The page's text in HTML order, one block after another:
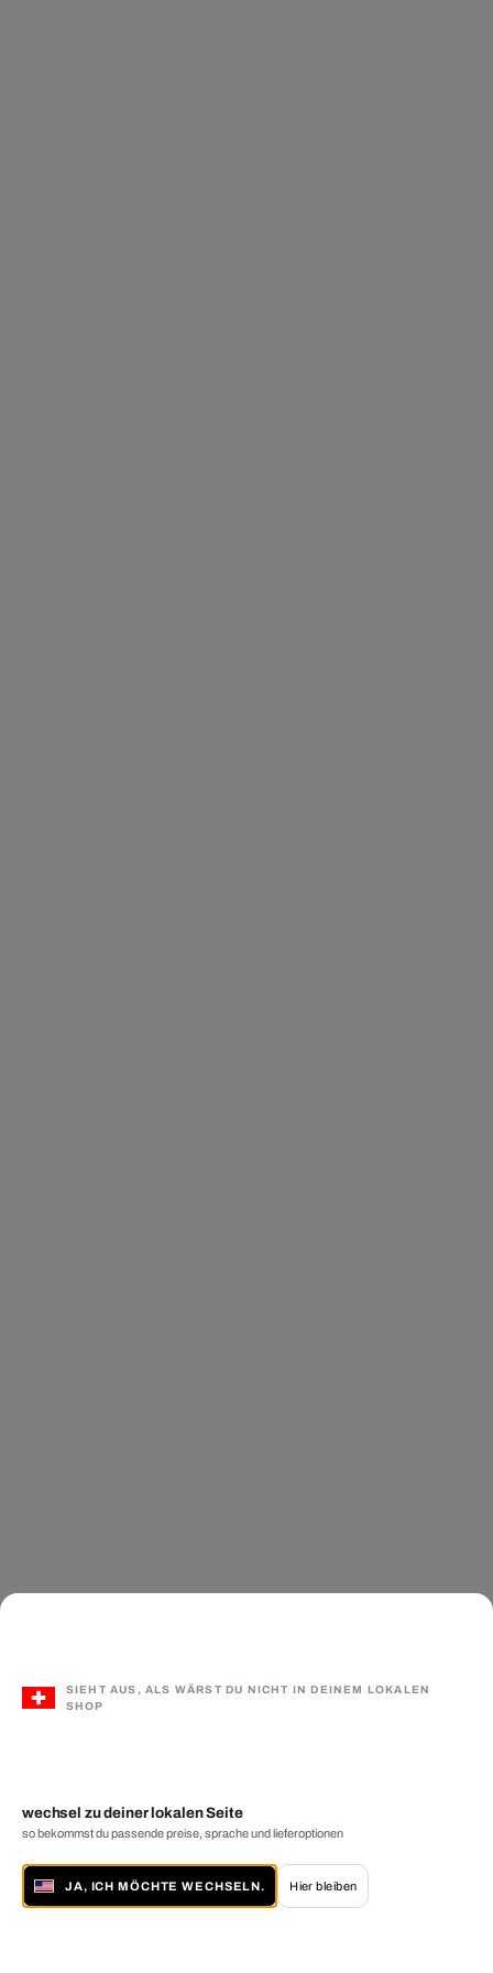
SIEHT AUS, ALS WÄRST DU NICHT IN DEINEM LOKALEN
SHOP
wechsel zu deiner lokalen Seite
so bekommst du passende preise, sprache und lieferoptionen
JA, ICH MÖCHTE WECHSELN. Hier bleiben